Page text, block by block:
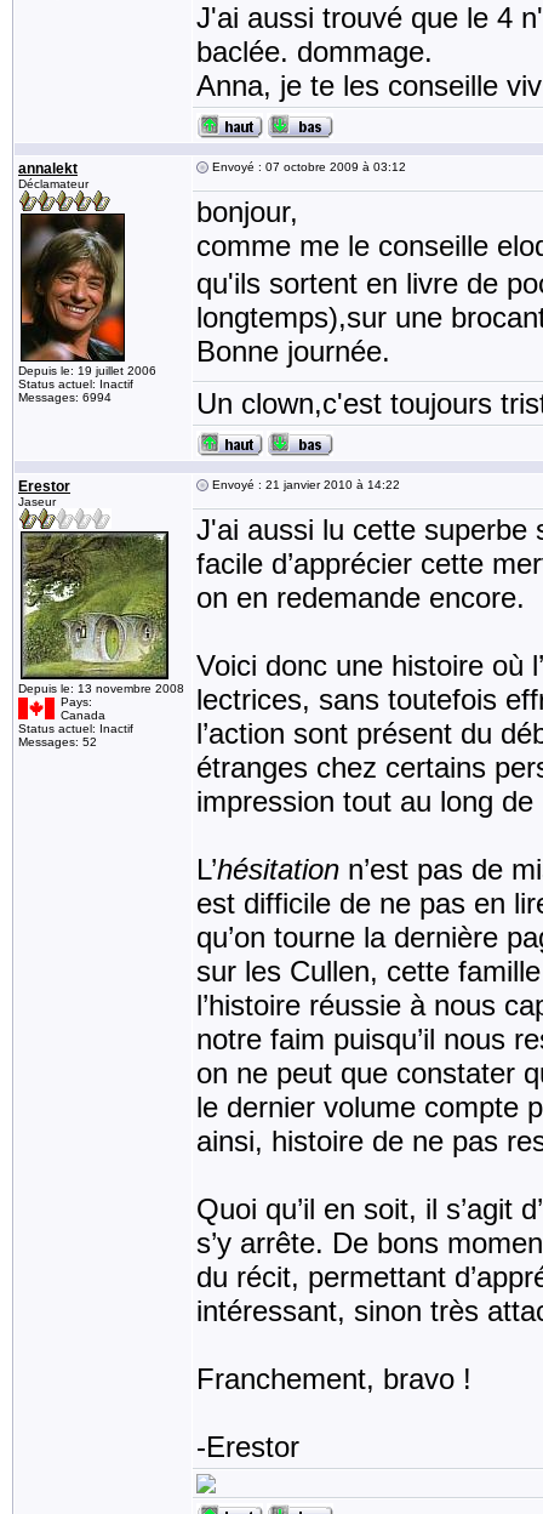
J'ai aussi trouvé que le 4
baclée. dommage.
Anna, je te les conseille
annalekt
Déclamateur
Depuis le: 19 juillet 2006
Status actuel: Inactif
Messages: 6994
Envoyé : 07 octobre 2009 à 03:12
bonjour,
comme me le conseille
qu'ils sortent en livre de
longtemps),sur une
Bonne journée.
Un clown,c'est toujours
Erestor
Jaseur
Depuis le: 13 novembre 2008
Pays:
Canada
Status actuel: Inactif
Messages: 52
Envoyé : 21 janvier 2010 à 14:22
J'ai aussi lu cette superbe
facile d’apprécier cette
on en redemande encore.
Voici donc une histoire où
lectrices, sans toutefois
l’action sont présent du
étranges chez certains
impression tout au long
L’hésitation n’est pas de
est difficile de ne pas en
qu’on tourne la dernière
sur les Cullen, cette
l’histoire réussie à nous
notre faim puisqu’il nous
on ne peut que constater
le dernier volume compte
ainsi, histoire de ne pas
Quoi qu’il en soit, il s’agit
s’y arrête. De bons
du récit, permettant
intéressant, sinon très
Franchement, bravo !
-Erestor